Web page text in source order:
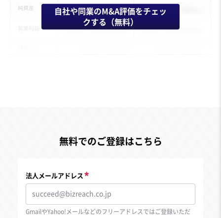
自社や同業のM&A評価をチェッ
クする（無料）
無料でのご登録はこちら
法人メールアドレス
GmailやYahoo!メールなどのフリーアドレスではご登録いただ